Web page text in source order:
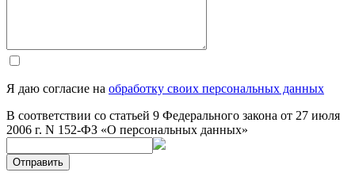
Я даю согласие на обработку своих персональных данных
В соответствии со статьей 9 Федерального закона от 27 июля
2006 г. N 152-ФЗ «О персональных данных»
Отправить